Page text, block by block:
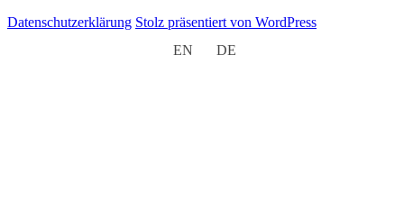
Datenschutzerklärung Stolz präsentiert von WordPress
EN
DE